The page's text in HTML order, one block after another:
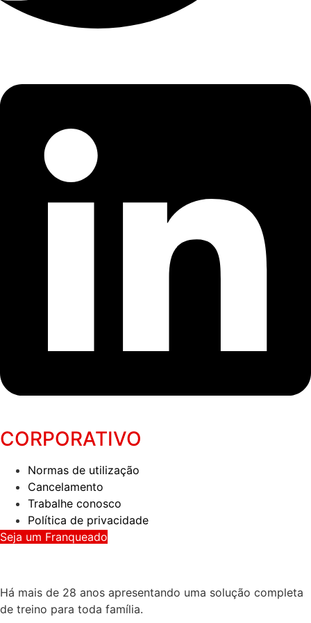
CORPORATIVO
Normas de utilização
Cancelamento
Trabalhe conosco
Política de privacidade
Seja um Franqueado
Há mais de 28 anos apresentando uma solução completa
de treino para toda família.